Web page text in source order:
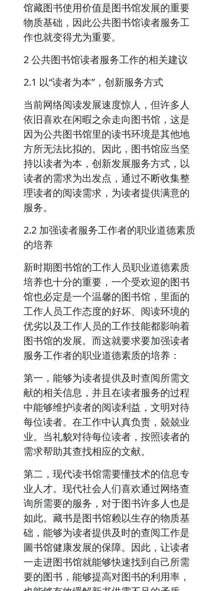
馆藏图书使用价值是图书馆发展的重要
物质基础，因此公共图书馆读者服务工
作也就变得尤为重要。
2 公共图书馆读者服务工作的相关建议
2.1 以“读者为本”，创新服务方式
当前网络阅读发展速度惊人，但许多人
依旧喜欢在闲暇之余走向图书馆，这是
因为公共图书馆里的读书环境是其他地
方所无法比拟的。因此，图书馆应当坚
持以读者为本，创新发展服务方式，以
读者的需求为出发点，通过不断收集整
理读者的阅读需求，为读者提供满意的
服务。
2.2 加强读者服务工作者的职业道德素质
的培养
新时期图书馆的工作人员职业道德素质
培养也十分的重要，一个受欢迎的图书
馆也必定是一个温馨的图书馆，里面的
工作人员工作态度的好坏、阅读环境的
优劣以及工作人员的工作技能都影响着
图书馆的发展。而这就要求要加强读者
服务工作者的职业道德素质的培养：
第一，能够为读者提供及时查阅所需文
献的相关信息，并且在读者服务的过程
中能够维护读者的阅读利益，文明对待
每位读者。在工作中认真负责，兢兢业
业。当礼貌对待每位读者，按照读者的
需求帮助其查找相应的文献。
第二，现代读书馆需要懂技术的信息专
业人才。现代社会人们喜欢通过网络查
询所需要的服务，对于图书许多人也是
如此。藏书是图书馆赖以生存的物质基
础，能够为读者提供及时的查阅工作是
圖书馆健康发展的保障。因此，让读者
一走进图书馆就能够快速找到自己所需
要的图书，能够提高对图书的利用率，